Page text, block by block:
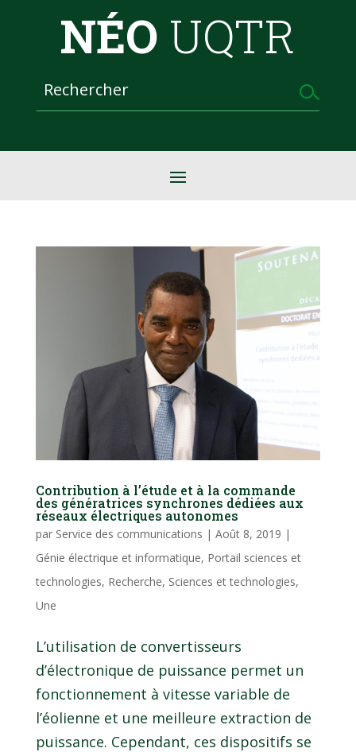
NÉO UQTR
Contribution à l’étude et à la commande
des génératrices synchrones dédiées aux
réseaux électriques autonomes
par Service des communications | Août 8, 2019 |
Génie électrique et informatique, Portail sciences et
technologies, Recherche, Sciences et technologies,
Une
L’utilisation de convertisseurs
d’électronique de puissance permet un
fonctionnement à vitesse variable de
l’éolienne et une meilleure extraction de
puissance. Cependant, ces dispositifs se